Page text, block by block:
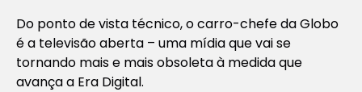
Do ponto de vista técnico, o carro-chefe da Globo
é a televisão aberta – uma mídia que vai se
tornando mais e mais obsoleta à medida que
avança a Era Digital.